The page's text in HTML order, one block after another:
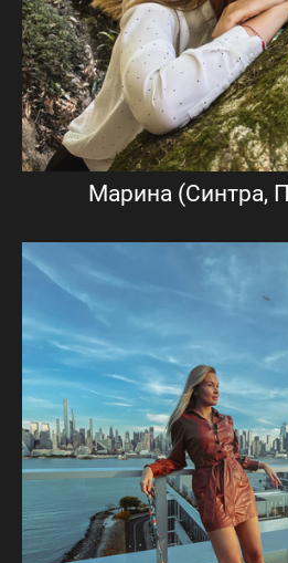
Марина (Синтра,